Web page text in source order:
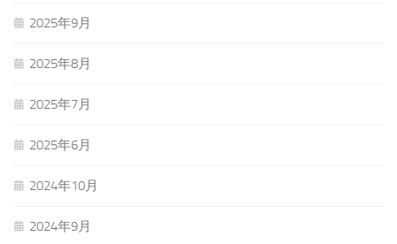
2025年9月
2025年8月
2025年7月
2025年6月
2024年10月
2024年9月